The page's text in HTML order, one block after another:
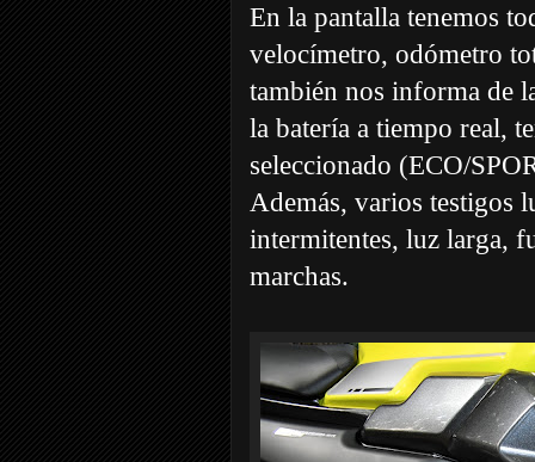
En la pantalla tenemos
velocímetro, odómetro
también nos informa de
la batería a tiempo real,
seleccionado (ECO/
Además, varios testigos
intermitentes, luz larga,
marchas.